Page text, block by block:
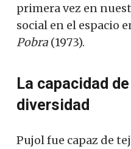
primera vez en
social en el espacio
Pobra (1973).
La capacidad
diversidad
Pujol fue capaz de